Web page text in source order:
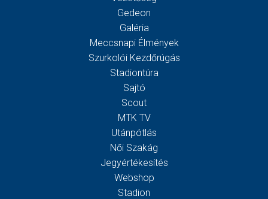
Gedeon
Galéria
Meccsnapi Élmények
Szurkolói Kezdőrúgás
Stadiontúra
Sajtó
Scout
MTK TV
Utánpótlás
Női Szakág
Jegyértékesítés
Webshop
Stadion